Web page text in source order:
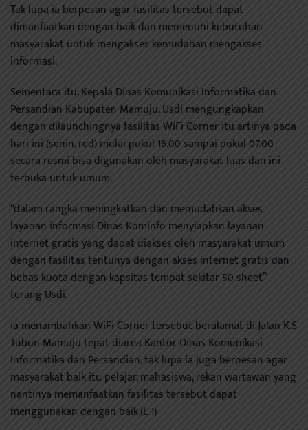
Tak lupa ia berpesan agar fasilitas tersebut dapat
dimanfaatkan dengan baik dan memenuhi kebutuhan
masyarakat untuk mengakses kemudahan mengakses
informasi.
Sementara itu, Kepala Dinas Komunikasi Informatika dan
Persandian Kabupaten Mamuju, Usdi mengungkapkan
dengan dilaunchingnya fasilitas WiFi Corner itu artinya pada
hari ini (senin, red) mulai pukul 16.00 sampai pukul 07.00
secara resmi bisa digunakan oleh masyarakat luas dan ini
terbuka untuk umum.
“dalam rangka meningkatkan dan memudahkan akses
layanan informasi Dinas Kominfo menyiapkan layanan
internet gratis yang dapat diakses oleh masyarakat umum
dengan fasilitas tentunya dengan akses internet gratis dan
bebas kuota dengan kapsitas tempat sekitar 50 sheet”
terang Usdi.
ia menambahkan WiFi Corner tersebut beralamat di Jalan K.S
Tubun Mamuju tepat diarea Kantor Dinas Komunikasi
Informatika dan Persandian, tak lupa ia juga berpesan agar
masyarakat baik itu pelajar, mahasiswa, rekan wartawan yang
nantinya memanfaatkan fasilitas tersebut dapat
menggunakan dengan baik.(L-1)